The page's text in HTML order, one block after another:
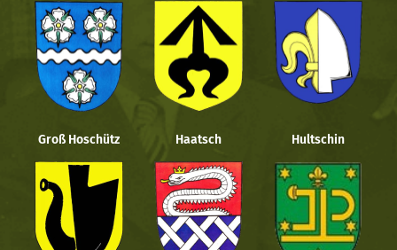
Groß Hoschütz Haatsch Hultschin